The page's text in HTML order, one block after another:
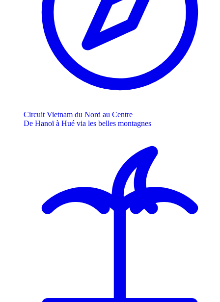
Circuit Vietnam du Nord au Centre
De Hanoï à Hué via les belles montagnes